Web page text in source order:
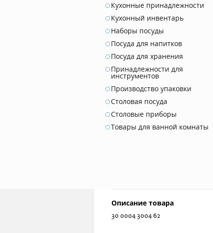
Кухонные принадлежности
Кухонный инвентарь
Наборы посуды
Посуда для напитков
Посуда для хранения
Принадлежности для
инструментов
Производство упаковки
Столовая посуда
Столовые приборы
Товары для ванной комнаты
Описание товара
30 0004 3004 62